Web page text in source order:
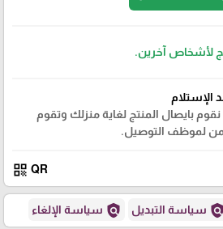
لأشخاص آخرين.
الإستلام
بايصال المنتج لغاية منزلك وتقوم
لموظف التوصيل.
QR
qr_code
policy سياسة التبديل policy سياسة الإلغاء